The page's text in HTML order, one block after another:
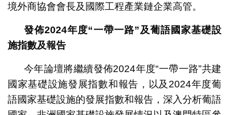
境外商協會會長及國際工程產業鏈企業高管。
發佈2024年度“一帶一路”及葡語國家基礎設
施指數及報告
今年論壇將繼續發佈2024年度“一帶一路”共建
國家基礎設施發展指數和報告，以及2024年度葡
語國家基礎設施的發展指數和報告，深入分析葡語